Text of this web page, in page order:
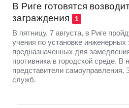
В Риге готовятся
заграждения
1
В пятницу, 7 августа, в Риге
учения по установке инженерных
предназначенных для
противника в городской среде. В
представители самоуправления,
служб.